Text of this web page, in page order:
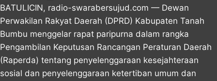
BATULICIN, radio-swarabersujud.com — Dewan
Perwakilan Rakyat Daerah (DPRD) Kabupaten Tanah
Bumbu menggelar rapat paripurna dalam rangka
Pengambilan Keputusan Rancangan Peraturan Daerah
(Raperda) tentang penyelenggaraan kesejahteraan
sosial dan penyelenggaraan ketertiban umum dan